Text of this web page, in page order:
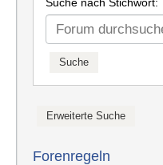
Forenregeln